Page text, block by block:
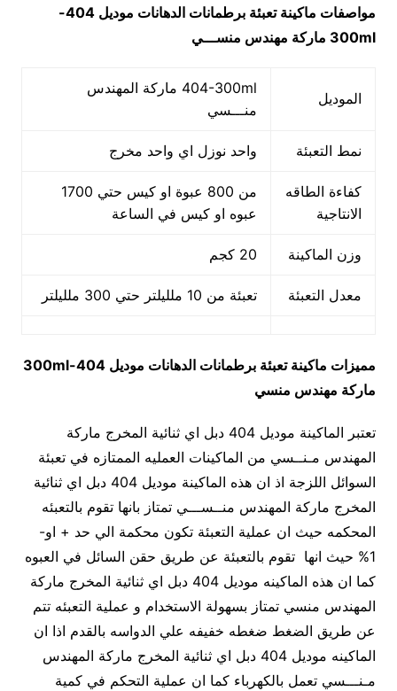
مواصفات ماكينة تعبئة برطمانات الدهانات موديل
404-
300ml ماركة مهندس منســـي
الموديل
404-300ml ماركة المهندس
منـــسي
نمط التعبئة واحد نوزل اي واحد مخرج
كفاءة الطاقه
الانتاجية
من 800 عبوة او كيس حتي 1700
عبوه او كيس في الساعة
وزن الماكينة 20 كجم
معدل التعبئة تعبئة من 10 ملليلتر حتي 300 ملليلتر
مميزات ماكينة تعبئة برطمانات الدهانات موديل 404-300ml
ماركة مهندس منسي
تعتبر الماكينة موديل 404 دبل اي ثنائية المخرج ماركة
المهندس مـنــسي من الماكينات العمليه الممتازه في تعبئة
السوائل اللزجة اذ ان هذه الماكينة موديل 404 دبل اي ثنائية
المخرج ماركة المهندس منــســـي تمتاز بانها تقوم بالتعبئه
المحكمه حيث ان عملية التعبئة تكون محكمة الي حد + او-
1% حيث انها تقوم بالتعبئة عن طريق حقن السائل في العبوه
كما ان هذه الماكينه موديل 404 دبل اي ثنائية المخرج ماركة
المهندس منسي تمتاز بسهولة الاستخدام و عملية التعبئه تتم
عن طريق الضغط ضغطه خفيفه علي الدواسه بالقدم اذا ان
الماكينه موديل 404 دبل اي ثنائية المخرج ماركة المهندس
مـنـــسي تعمل بالكهرباء كما ان عملية التحكم في كمية